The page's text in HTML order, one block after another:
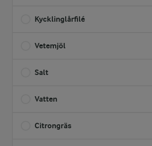
Kycklinglårfilé
Vetemjöl
Salt
Vatten
Citrongräs